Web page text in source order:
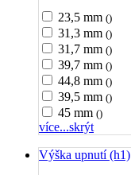
23,5 mm ()
31,3 mm ()
31,7 mm ()
39,7 mm ()
44,8 mm ()
39,5 mm ()
45 mm ()
více...skrýt
Výška upnutí (h1)